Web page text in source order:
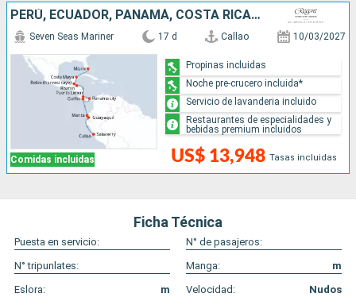
PERÚ, ECUADOR, PANAMÁ, COSTA RICA, HONDURAS, BELICE, MÉXICO, ESTADOS UNIDOS
Comidas incluidas
Seven Seas Mariner 17 d Callao 10/03/2027
US$ 13,948 Tasas incluidas
Propinas incluidas
Noche pre-crucero incluida*
Servicio de lavanderia incluido
Restaurantes de especialidades y
bebidas premium incluidos
Ficha Técnica
Puesta en servicio:
N° de pasajeros:
N° tripunlates:
Manga:
m
Eslora:
m Velocidad: Nudos